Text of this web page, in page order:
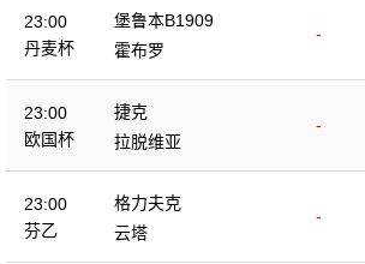
23:00
丹麦杯
堡鲁本B1909
-
霍布罗
23:00
欧国杯
捷克
-
拉脱维亚
23:00
芬乙
格力夫克
-
云塔